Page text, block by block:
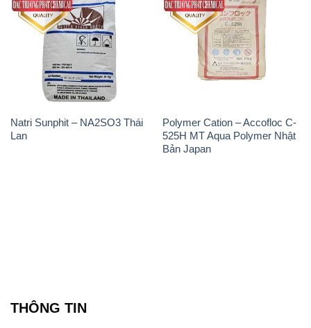
Natri Sunphit – NA2SO3 Thái
Lan
Polymer Cation – Accofloc C-
525H MT Aqua Polymer Nhật
Bản Japan
THÔNG TIN